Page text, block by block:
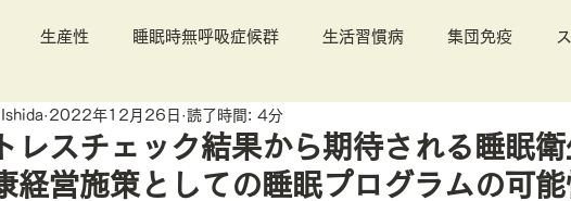
生産性 睡眠時無呼吸症候群 生活習慣病 集団免疫
性 COVID19 健康経営
レスチェック結果から期待される睡眠
経営施策としての睡眠プログラムの可
2022年12月26日 読了時間: 4分